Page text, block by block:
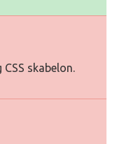
skabelon.